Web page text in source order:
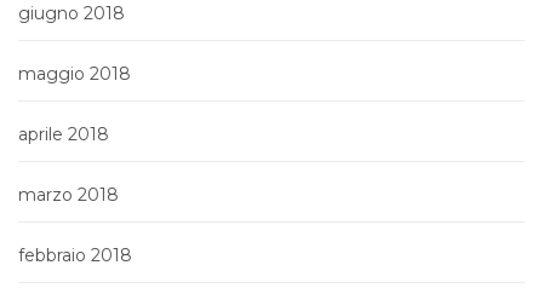
giugno 2018
maggio 2018
aprile 2018
marzo 2018
febbraio 2018